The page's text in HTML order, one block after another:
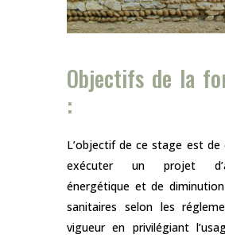
Objectifs de la
:
L’objectif de ce stage est de
exécuter un projet
énergétique et de
sanitaires selon les
vigueur en privilégiant